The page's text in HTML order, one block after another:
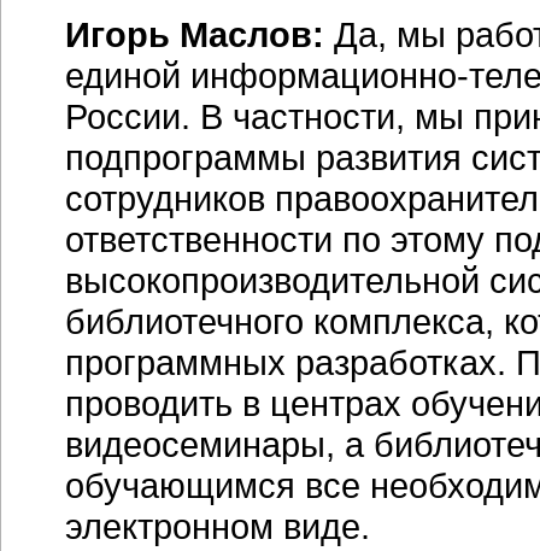
Игорь Маслов: Да, мы
единой информационно-
России. В частности, мы
подпрограммы развития
сотрудников
ответственности по этому
высокопроизводительной
библиотечного комплекса,
программных разработках.
проводить в центрах
видеосеминары, а
обучающимся все
электронном виде.